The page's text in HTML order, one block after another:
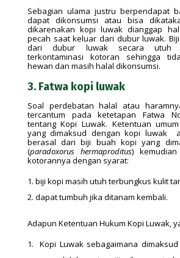
Sebagian ulama justru berpendapat
dapat dikonsumsi atau bisa
dikarenakan kopi luwak dianggap
pecah saat keluar dari dubur luwak.
dari dubur luwak secara utuh
terkontaminasi kotoran sehingga
hewan dan masih halal dikonsumsi.
3. Fatwa kopi luwak
Soal perdebatan halal atau
tercantum pada ketetapan Fatwa
tentang Kopi Luwak. Ketentuan
yang dimaksud dengan kopi luwak
berasal dari biji buah kopi yang
(paradoxorus hermaproditus)
kotorannya dengan syarat:
biji kopi masih utuh terbungkus kulit
dapat tumbuh jika ditanam kembali.
Adapun Ketentuan Hukum Kopi Luwak,
Kopi Luwak sebagaimana